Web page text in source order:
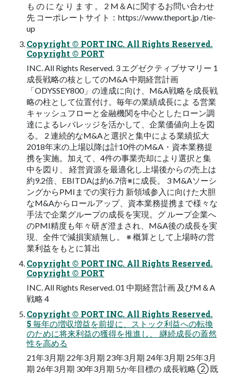
も の に な り ま す 。 2 M＆Aに関するお問い合わせ
先 コーポレートサイト：https://www.theport.jp /tie-
up
Copyright © PORT INC. All Rights Reserved.
Copyright © PORT
INC. All Rights Reserved. 3 エグゼクティブサマリー 1
成長戦略の核としてのM&A 中期経営計画
「ODYSSEY800」の達成に向け、M&A戦略を成長戦
略の柱として位置付け。毎年の業績成長によ る営業
キャッシュフローと金融機関を中心としたローン調
達によるレバレッジを活かして、企業価値向上を図
る。 2 連続的なM&Aと選択と集中による業績拡大
2018年末の上場以降は計10件のM&A・資本業務提
携を実施。加えて、4件の事業売却により選択と集
中を図り、 経営資源を最適化し上場後からの売上は
約9.2倍、EBITDAは約6.7倍※に成長。 3 M&Aソーシ
ングからPMIまでの実行力 新領域参入に向けた大胆
なM&Aからロールアップ、資本業務提携まで様々な
手法で企業グループの成長を実現。グ ループ企業へ
のPMI精度も年々研ぎ澄まされ、M&A後の成長を実
現、全件で減損実績無し。 ※ 概算として上場時の営
業利益をもとに算出
Copyright © PORT INC. All Rights Reserved.
Copyright © PORT
INC. All Rights Reserved. 01 中期経営計画 及びM＆A
戦略 4
Copyright © PORT INC. All Rights Reserved.
5 毎年の増収増益を前提に、ストック利益への転換
のために将来利益の獲得を推進し、 継続成長の蓋然
性を高める
21年3月期 22年3月期 23年3月期 24年3月期 25年3月
期 26年3月期 30年3月期 5か年目標の 成長戦略 ② 既